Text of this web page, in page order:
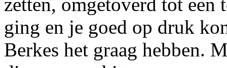
ging en je goed op druk
Berkes het graag hebben.